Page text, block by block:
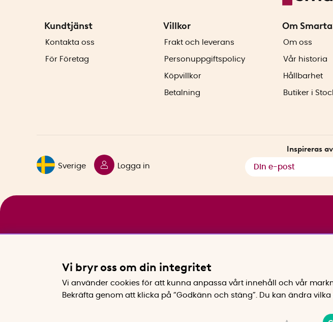
Kundtjänst
Kontakta oss
För Företag
Villkor
Frakt och leverans
Personuppgiftspolicy
Köpvillkor
Betalning
Om
Om oss
Vår historia
Hållbarhet
Butiker i
Sverige Logga in
Inspireras
Vi bryr oss om din integritet
Vi använder cookies för att kunna anpassa vårt innehåll och vår
Bekräfta genom att klicka på “Godkänn och stäng”. Du kan ändra